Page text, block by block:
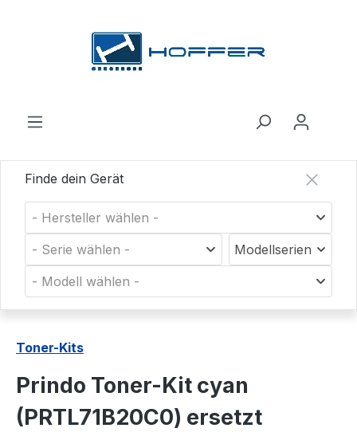
Finde dein Gerät
- Hersteller wählen -
- Serie wählen -
Modellserien
- Modell wählen -
Toner-Kits
Prindo Toner-Kit cyan
(PRTL71B20C0) ersetzt